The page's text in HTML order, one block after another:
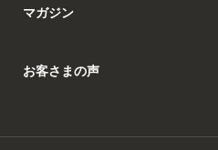
マガジン
お客さまの声